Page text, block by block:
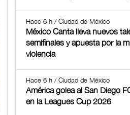
Hace 6 h / Ciudad de México
México Canta lleva nuevos
semifinales y apuesta por la
violencia
Hace 6 h / Ciudad de México
América golea al San Diego
en la Leagues Cup 2026